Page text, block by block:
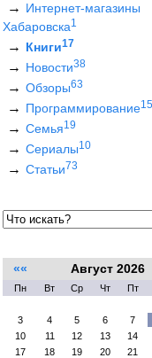
Интернет-магазины
Хабаровска1
Книги17
Новости38
Обзоры63
Программирование
Семья19
Сериалы10
Статьи 73
«« Август 2026
Пн Вт Ср Чт Пт
3
4 5 6 7
10
11 12 13 14
17
18 19 20 21